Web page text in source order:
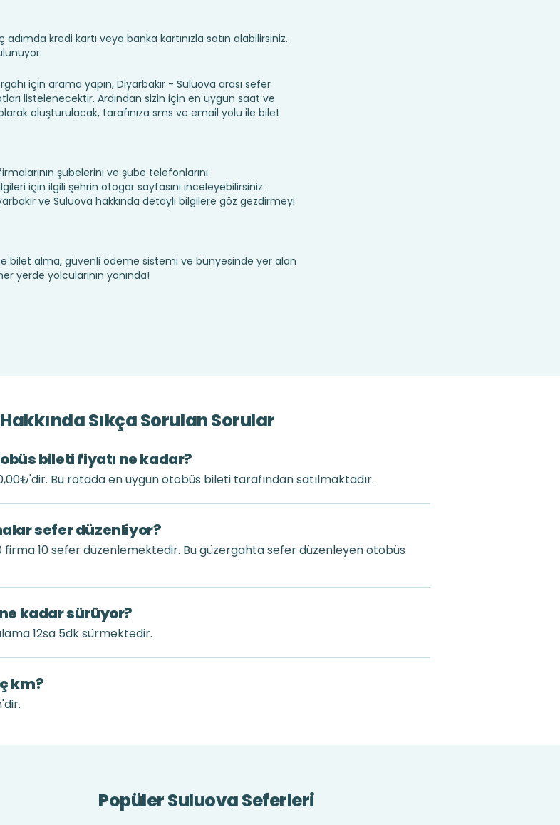
kredi kartı veya banka kartınızla satın alabilirsiniz.
için arama yapın, Diyarbakır - Suluova arası sefer
listelenecektir. Ardından sizin için en uygun saat ve
oluşturulacak, tarafınıza sms ve email yolu ile bilet
şubelerini ve şube telefonlarını
için ilgili şehrin otogar sayfasını inceleyebilirsiniz.
ve Suluova hakkında detaylı bilgilere göz gezdirmeyi
bilet alma, güvenli ödeme sistemi ve bünyesinde yer alan
yerde yolcularının yanında!
Sıkça Sorulan Sorular
bileti fiyatı ne kadar?
Bu rotada en uygun otobüs bileti tarafından satılmaktadır.
sefer düzenliyor?
10 sefer düzenlemektedir. Bu güzergahta sefer düzenleyen otobüs
kadar sürüyor?
12sa 5dk sürmektedir.
km?
Popüler Suluova Seferleri